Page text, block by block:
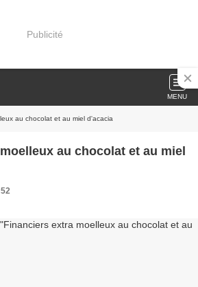
Publicité
MENU
au chocolat et au miel d'acacia
au chocolat et au miel